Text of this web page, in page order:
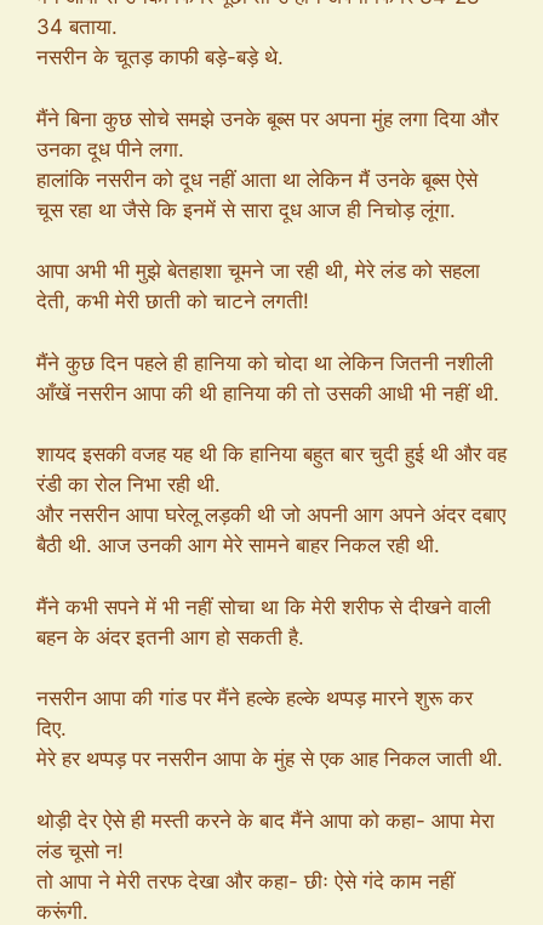
34 बताया.
नसरीन के चूतड़ काफी बड़े-बड़े थे.
मैंने बिना कुछ सोचे समझे उनके बूब्स पर अपना मुंह लगा दिया और
उनका दूध पीने लगा.
हालांकि नसरीन को दूध नहीं आता था लेकिन मैं उनके बूब्स ऐसे
चूस रहा था जैसे कि इनमें से सारा दूध आज ही निचोड़ लूंगा.
आपा अभी भी मुझे बेतहाशा चूमने जा रही थी, मेरे लंड को सहला
देती, कभी मेरी छाती को चाटने लगती!
मैंने कुछ दिन पहले ही हानिया को चोदा था लेकिन जितनी नशीली
आँखें नसरीन आपा की थी हानिया की तो उसकी आधी भी नहीं थी.
शायद इसकी वजह यह थी कि हानिया बहुत बार चुदी हुई थी और वह
रंडी का रोल निभा रही थी.
और नसरीन आपा घरेलू लड़की थी जो अपनी आग अपने अंदर दबाए
बैठी थी. आज उनकी आग मेरे सामने बाहर निकल रही थी.
मैंने कभी सपने में भी नहीं सोचा था कि मेरी शरीफ से दीखने वाली
बहन के अंदर इतनी आग हो सकती है.
नसरीन आपा की गांड पर मैंने हल्के हल्के थप्पड़ मारने शुरू कर
दिए.
मेरे हर थप्पड़ पर नसरीन आपा के मुंह से एक आह निकल जाती थी.
थोड़ी देर ऐसे ही मस्ती करने के बाद मैंने आपा को कहा- आपा मेरा
लंड चूसो न!
तो आपा ने मेरी तरफ देखा और कहा- छीः ऐसे गंदे काम नहीं
करूंगी.